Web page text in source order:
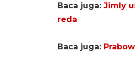
Baca juga: Jimly
reda
Baca juga: